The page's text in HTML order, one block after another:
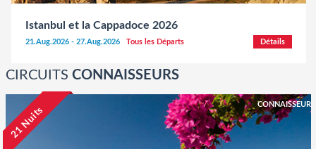
Istanbul et la Cappadoce 2026
21.Aug.2026 - 27.Aug.2026 Tous les Départs Détails
CIRCUITS CONNAISSEURS
21 Nuits
CONNAISSEUR